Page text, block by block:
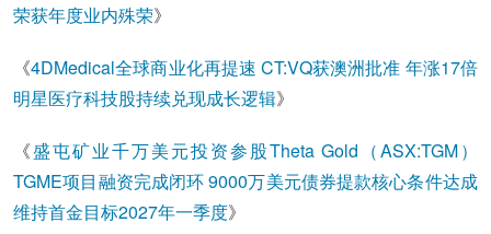
荣获年度业内殊荣》
《4DMedical全球商业化再提速 CT:VQ获澳洲批准 年涨17倍
明星医疗科技股持续兑现成长逻辑》
《盛屯矿业千万美元投资参股Theta Gold（ASX:TGM）
TGME项目融资完成闭环 9000万美元债券提款核心条件达成
维持首金目标2027年一季度》